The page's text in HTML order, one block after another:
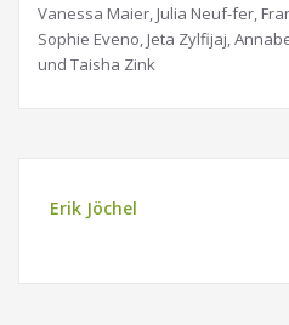
Vanessa Maier, Julia Neuf-fer,
Sophie Eveno, Jeta Zylfijaj,
und Taisha Zink
Erik Jöchel